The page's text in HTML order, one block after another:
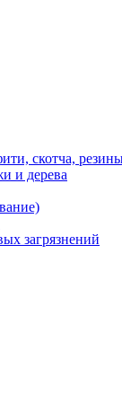
скотча,
и дерева
загрязнений